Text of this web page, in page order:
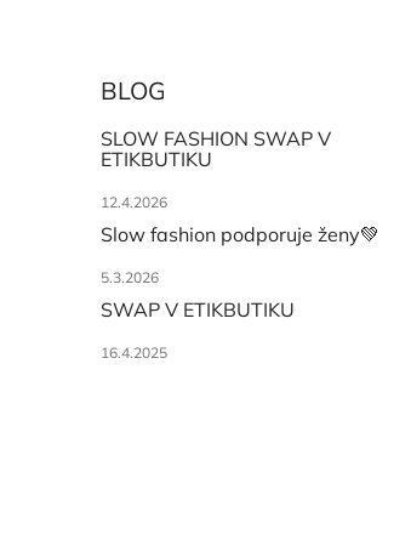
BLOG
SLOW FASHION SWAP V
ETIKBUTIKU
12.4.2026
Slow fashion podporuje ženy💚
5.3.2026
SWAP V ETIKBUTIKU
16.4.2025